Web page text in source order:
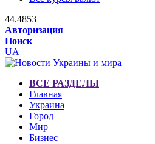
44.4853
Авторизация
Поиск
UA
ВСЕ РАЗДЕЛЫ
Главная
Украина
Город
Мир
Бизнес